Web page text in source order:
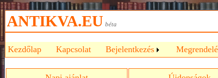
ANTIKVA.EU béta
Kezdőlap Kapcsolat Bejelentkezés